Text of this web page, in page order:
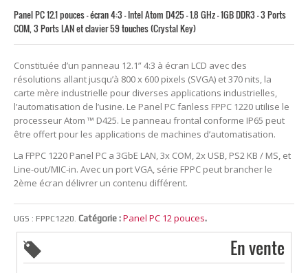
Panel PC 12.1 pouces - écran 4:3 - Intel Atom D425 - 1.8 GHz - 1GB DDR3 - 3 Ports
COM, 3 Ports LAN et clavier 59 touches (Crystal Key)
Constituée d’un panneau 12.1” 4:3 à écran LCD avec des
résolutions allant jusqu’à 800 x 600 pixels (SVGA) et 370 nits, la
carte mère industrielle pour diverses applications industrielles,
l’automatisation de l’usine. Le Panel PC fanless FPPC 1220 utilise le
processeur Atom ™ D425. Le panneau frontal conforme IP65 peut
être offert pour les applications de machines d’automatisation.
La FPPC 1220 Panel PC a 3GbE LAN, 3x COM, 2x USB, PS2 KB / MS, et
Line-out/MIC-in. Avec un port VGA, série FPPC peut brancher le
2ème écran délivrer un contenu différent.
UGS : FPPC1220 Catégorie : Panel PC 12 pouces.
En vente